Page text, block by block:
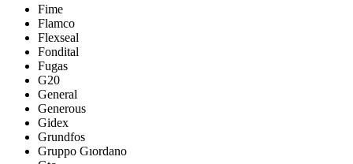
Fime
Flamco
Flexseal
Fondital
Fugas
G20
General
Generous
Gidex
Grundfos
Gruppo Gıordano